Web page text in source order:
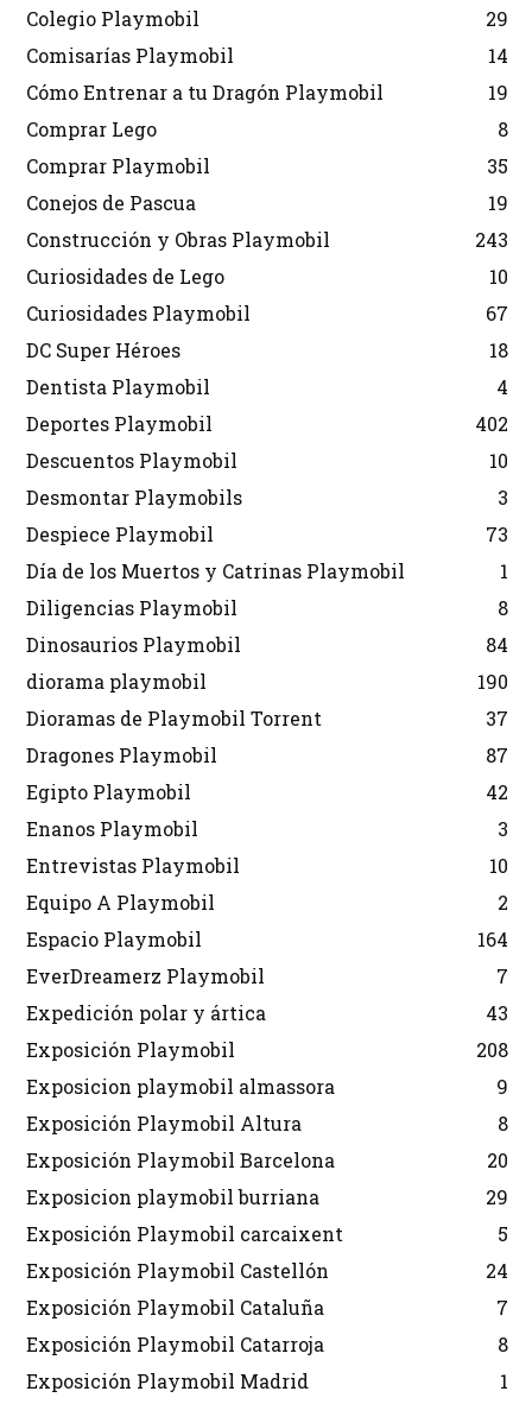
Colegio Playmobil
29
Comisarías Playmobil
14
Cómo Entrenar a tu Dragón Playmobil
19
Comprar Lego
8
Comprar Playmobil
35
Conejos de Pascua
19
Construcción y Obras Playmobil
243
Curiosidades de Lego
10
Curiosidades Playmobil
67
DC Super Héroes
18
Dentista Playmobil
4
Deportes Playmobil
402
Descuentos Playmobil
10
Desmontar Playmobils
3
Despiece Playmobil
73
Día de los Muertos y Catrinas Playmobil
1
Diligencias Playmobil
8
Dinosaurios Playmobil
84
diorama playmobil
190
Dioramas de Playmobil Torrent
37
Dragones Playmobil
87
Egipto Playmobil
42
Enanos Playmobil
3
Entrevistas Playmobil
10
Equipo A Playmobil
2
Espacio Playmobil
164
EverDreamerz Playmobil
7
Expedición polar y ártica
43
Exposición Playmobil
208
Exposicion playmobil almassora
9
Exposición Playmobil Altura
8
Exposición Playmobil Barcelona
20
Exposicion playmobil burriana
29
Exposición Playmobil carcaixent
5
Exposición Playmobil Castellón
24
Exposición Playmobil Cataluña
7
Exposición Playmobil Catarroja
8
Exposición Playmobil Madrid
1